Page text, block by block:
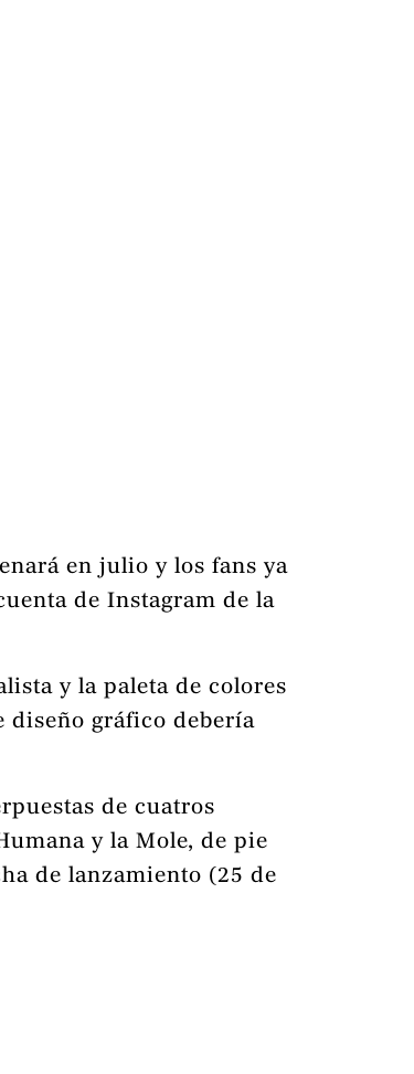
en julio y los fans ya
de Instagram de la
y la paleta de colores
diseño gráfico debería
de cuatros
y la Mole, de pie
de lanzamiento (25 de